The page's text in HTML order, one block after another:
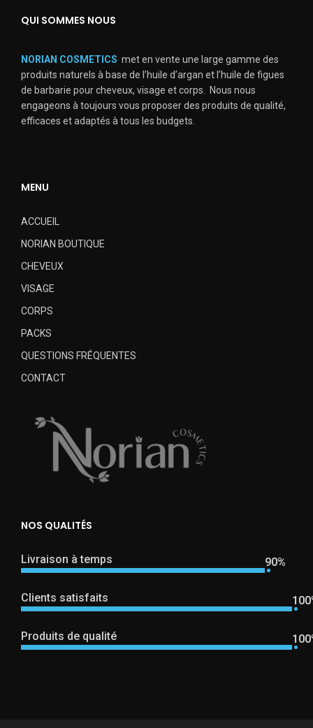
QUI SOMMES NOUS
NORIAN COSMETICS met en vente une large gamme des
produits naturels à base de l’huile d’argan et l’huile de figues
de barbarie pour cheveux, visage et corps. Nous nous
engageons à toujours vous proposer des produits de qualité,
efficaces et adaptés à tous les budgets.
MENU
ACCUEIL
NORIAN BOUTIQUE
CHEVEUX
VISAGE
CORPS
PACKS
QUESTIONS FRÉQUENTES
CONTACT
NOS QUALITÉS
Livraison à temps 90%
Clients satisfaits
Produits de qualité